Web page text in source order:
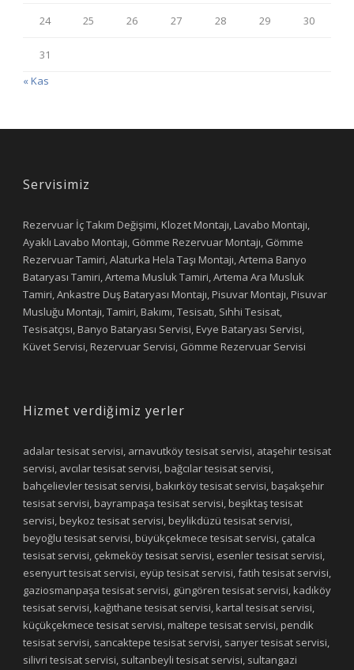
24 25 26 27 28 29 30
31
« Kas
Servisimiz
Rezervuar İç Takım Değişimi, Klozet Montajı, Lavabo Montajı,
Ayaklı Lavabo Montajı, Gömme Rezervuar Montajı, Gömme
Rezervuar Tamiri, Alaturka Hela Taşı Montajı, Artema Banyo
Bataryası Tamiri, Artema Musluk Tamiri, Artema Ara Musluk
Tamiri, Ankastre Duş Bataryası Montajı, Pisuvar Montajı, Pisuvar
Musluğu Montajı, Tamiri, Bakımı, Tesisatı, Sıhhi Tesisat,
Tesisatçısı, Banyo Bataryası Servisi, Evye Bataryası Servisi,
Küvet Servisi, Rezervuar Servisi, Gömme Rezervuar Servisi
Hizmet verdiğimiz yerler
adalar tesisat servisi, arnavutköy tesisat servisi, ataşehir tesisat
servisi, avcılar tesisat servisi, bağcılar tesisat servisi,
bahçelievler tesisat servisi, bakırköy tesisat servisi, başakşehir
tesisat servisi, bayrampaşa tesisat servisi, beşiktaş tesisat
servisi, beykoz tesisat servisi, beylikdüzü tesisat servisi,
beyoğlu tesisat servisi, büyükçekmece tesisat servisi, çatalca
tesisat servisi, çekmeköy tesisat servisi, esenler tesisat servisi,
esenyurt tesisat servisi, eyüp tesisat servisi, fatih tesisat servisi,
gaziosmanpaşa tesisat servisi, güngören tesisat servisi, kadıköy
tesisat servisi, kağıthane tesisat servisi, kartal tesisat servisi,
küçükçekmece tesisat servisi, maltepe tesisat servisi, pendik
tesisat servisi, sancaktepe tesisat servisi, sarıyer tesisat servisi,
silivri tesisat servisi, sultanbeyli tesisat servisi, sultangazi